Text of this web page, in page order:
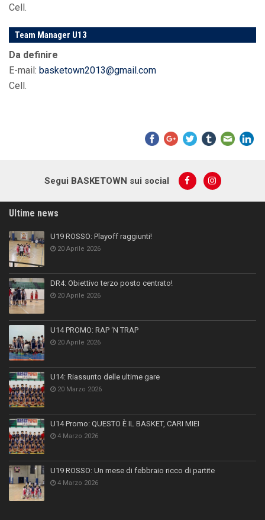
Cell.
Team Manager U13
Da definire
E-mail: basketown2013@gmail.com
Cell.
Segui BASKETOWN sui social
Ultime news
U19 ROSSO: Playoff raggiunti!
20 Aprile 2026
DR4: Obiettivo terzo posto centrato!
20 Aprile 2026
U14 PROMO: RAP ‘N TRAP
20 Aprile 2026
U14: Riassunto delle ultime gare
20 Marzo 2026
U14 Promo: QUESTO È IL BASKET, CARI MIEI
4 Marzo 2026
U19 ROSSO: Un mese di febbraio ricco di partite
4 Marzo 2026